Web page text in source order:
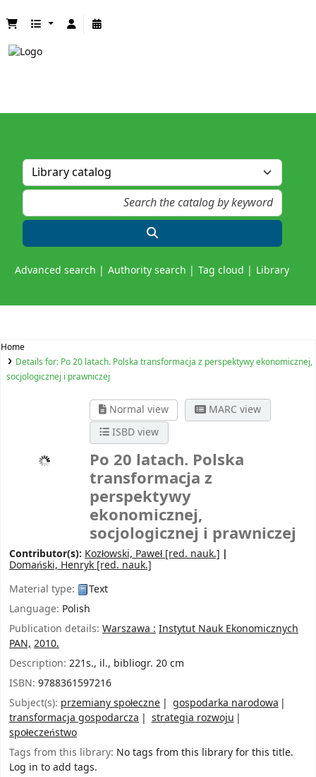
Advanced search Authority search Tag cloud Library
Home
Details for: Po 20 latach. Polska transformacja z perspektywy ekonomicznej,
socjologicznej i prawniczej
Normal view
MARC view
ISBD view
Po 20 latach. Polska
transformacja z
perspektywy
ekonomicznej,
socjologicznej i prawniczej
Contributor(s): Kozłowski, Paweł [red. nauk.]
Domański, Henryk [red. nauk.]
Material type:
Text
Language: Polish
Publication details: Warszawa : Instytut Nauk Ekonomicznych
PAN, 2010.
Description: 221s., il., bibliogr. 20 cm
ISBN: 9788361597216
Subject(s): przemiany społeczne
gospodarka narodowa
transformacja gospodarcza
strategia rozwoju
społeczeństwo
Tags from this library: No tags from this library for this title.
Log in to add tags.